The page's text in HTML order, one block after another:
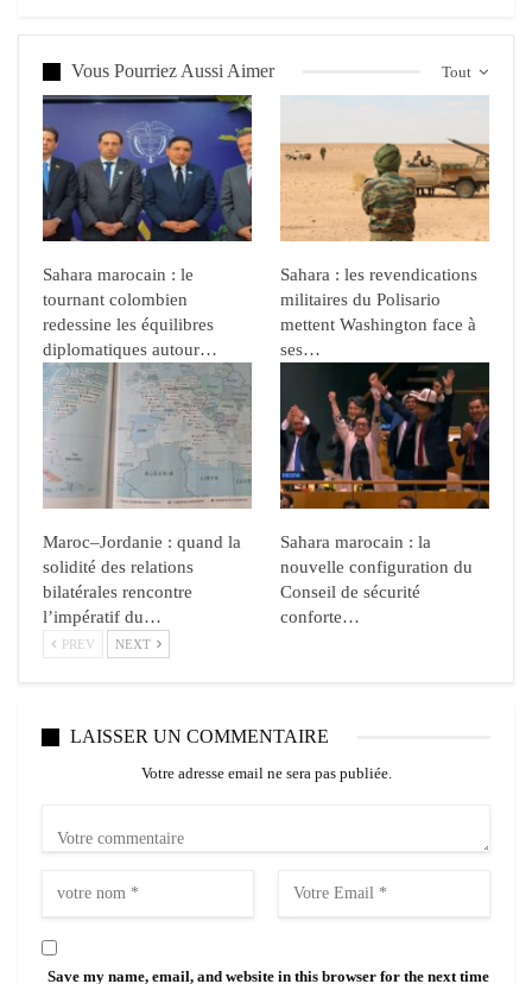
Tout
Vous Pourriez Aussi Aimer
Sahara marocain : le
tournant colombien
redessine les équilibres
diplomatiques autour…
Sahara : les revendications
militaires du Polisario
mettent Washington face à
ses…
Maroc–Jordanie : quand la
solidité des relations
bilatérales rencontre
l’impératif du…
Sahara marocain : la
nouvelle configuration du
Conseil de sécurité
conforte…
PREV NEXT
LAISSER UN COMMENTAIRE
Votre adresse email ne sera pas publiée.
Save my name, email, and website in this browser for the next time